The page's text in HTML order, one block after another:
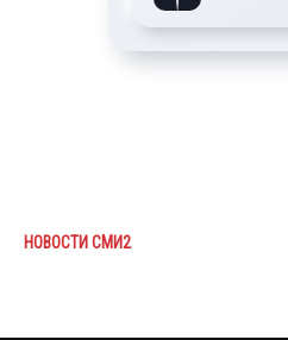
НОВОСТИ СМИ2